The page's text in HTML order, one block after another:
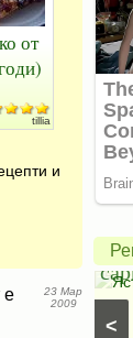
от
tillia
и
е
23 Мар
2009
<
с пилешко